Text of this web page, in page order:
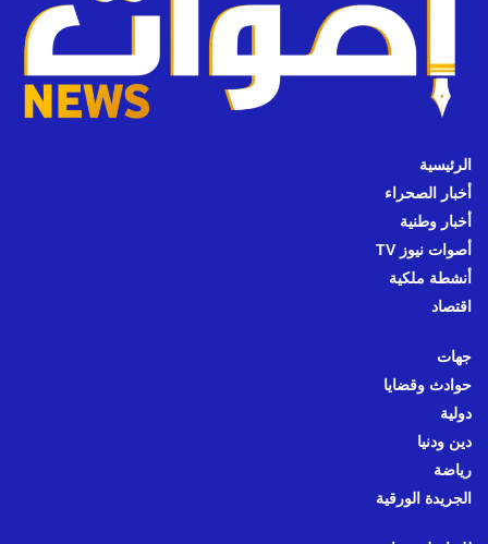
الرئيسية
أخبار الصحراء
أخبار وطنية
أصوات نيوز TV
أنشطة ملكية
اقتصاد
جهات
حوادث وقضايا
دولية
دين ودنيا
رياضة
الجريدة الورقية